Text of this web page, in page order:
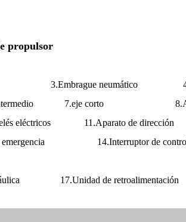
propulsor
3.Embrague neumático
intermedio 7.eje corto
eléctricos 11.Aparato de
de emergencia 14.Interruptor
17.Unidad de retroalimentación